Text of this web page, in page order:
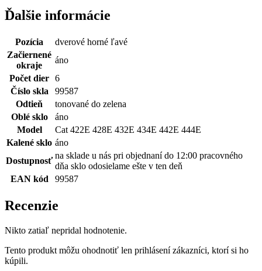
Ďalšie informácie
Pozícia
dverové horné ľavé
Začiernené
okraje
áno
Počet dier 6
Číslo skla
99587
Odtieň
tonované do zelena
Oblé sklo
áno
Model
Cat 422E 428E 432E 434E 442E 444E
Kalené sklo áno
Dostupnosť
na sklade u nás pri objednaní do 12:00 pracovného
dňa sklo odosielame ešte v ten deň
EAN kód
99587
Recenzie
Nikto zatiaľ nepridal hodnotenie.
Tento produkt môžu ohodnotiť len prihlásení zákazníci, ktorí si ho
kúpili.